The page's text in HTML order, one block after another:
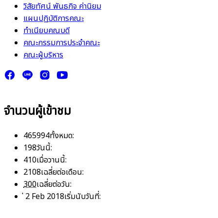
วิสัยทัศน์ พันธกิจ ค่านิยม
แผนปฏิบัติการคณะ
ทำเนียบคณบดี
คณะกรรมการประจำคณะ
คณะผู้บริหาร
จำนวนผู้เข้าชม
465994ทั้งหมด:
198วันนี้:
410เมื่อวานนี้:
2108เฉลี่ยต่อเดือน:
300เฉลี่ยต่อวัน:
่ 2 Feb 2018เริ่มนับวันที่: